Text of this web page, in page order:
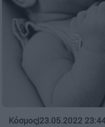
Κόσμος|23.05.2022